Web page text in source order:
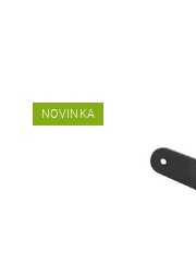
NOVINKA